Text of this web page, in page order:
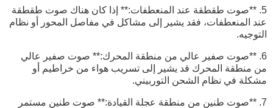
5. **صوت طقطقة عند المنعطفات:** إذا كان هناك صوت طقطقة
عند المنعطفات، فقد يشير إلى مشاكل في مفاصل المحور أو نظام
التوجيه.
6. **صوت صفير عالي من منطقة المحرك:** صوت صفير عالي
من منطقة المحرك قد يشير إلى تسريب هواء من خراطيم أو
مشكلة في نظام الشحن التوربيني.
7. **صوت طنين من منطقة عجلة القيادة:** صوت طنين مستمر